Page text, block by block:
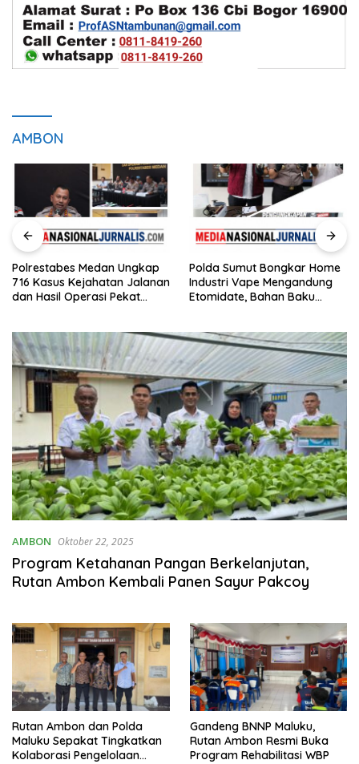
AMBON
Polrestabes Medan Ungkap
716 Kasus Kejahatan Jalanan
dan Hasil Operasi Pekat
Polda Sumut Bongkar Home
Industri Vape Mengandung
Etomidate, Bahan Baku
AMBON Oktober 22, 2025
Program Ketahanan Pangan Berkelanjutan,
Rutan Ambon Kembali Panen Sayur Pakcoy
Rutan Ambon dan Polda
Maluku Sepakat Tingkatkan
Kolaborasi Pengelolaan
Gandeng BNNP Maluku,
Rutan Ambon Resmi Buka
Program Rehabilitasi WBP